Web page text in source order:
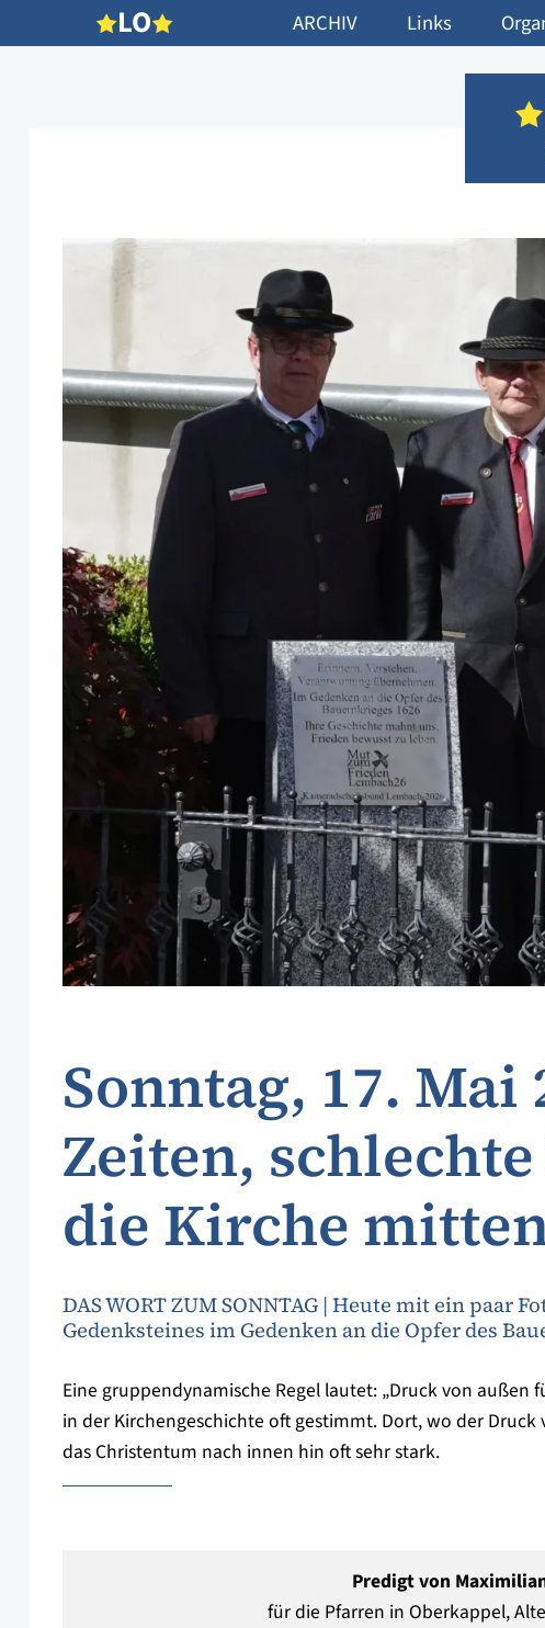
LO ARCHIV Links
Sonntag, 17. Mai
Zeiten,
die Kirche
DAS WORT ZUM SONNTAG | Heute mit ein paar
Gedenksteines im Gedenken an die Opfer des
Eine gruppendynamische Regel lautet: „Druck von außen
in der Kirchengeschichte oft gestimmt. Dort, wo der
das Christentum nach innen hin oft sehr stark.
Predigt von
für die Pfarren in Oberkappel,